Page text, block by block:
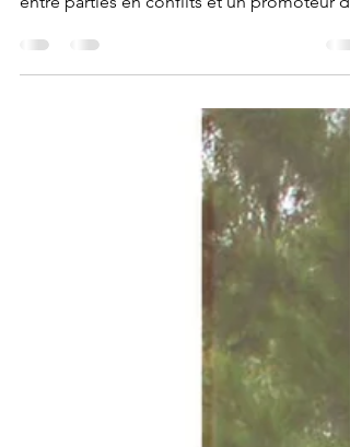
LETTRE AU DOCTEUR
DENIS MUKWEGE
Le prix Nobel de la Paix vous décerné
devrait faire de vous un médiateur attitré
entre parties en conflits et un promoteur de